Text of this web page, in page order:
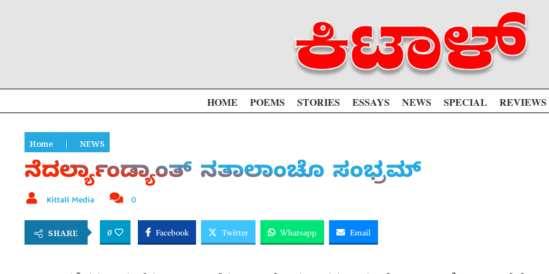
HOME POEMS STORIES ESSAYS NEWS SPECIAL REVIEWS
Home | NEWS
ನೆದರ್ಲ್ಯಾಂಡ್ಯಾಂತ್ ನತಾಲಾಂಚೊ ಸಂಭ್ರಮ್
Kittall Media 0
SHARE 0 Facebook Twitter Whatsapp Email